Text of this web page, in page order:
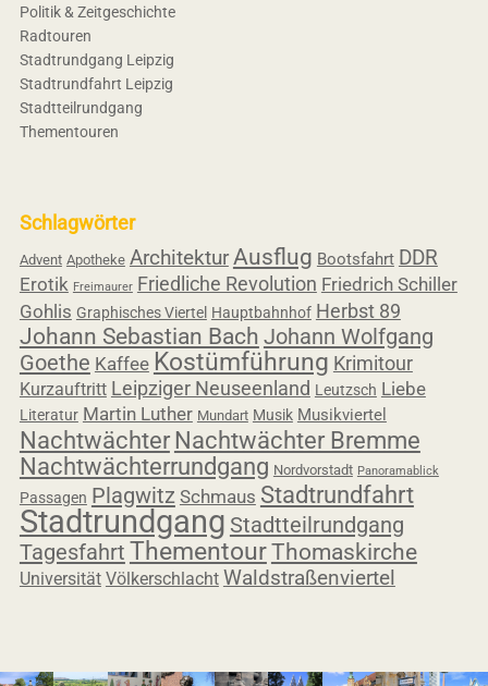
Politik & Zeitgeschichte
Radtouren
Stadtrundgang Leipzig
Stadtrundfahrt Leipzig
Stadtteilrundgang
Thementouren
Schlagwörter
Advent Apotheke Architektur Ausflug Bootsfahrt DDR
Erotik Freimaurer Friedliche Revolution Friedrich Schiller
Gohlis Graphisches Viertel Hauptbahnhof Herbst 89
Johann Sebastian Bach Johann Wolfgang
Goethe Kaffee Kostümführung Krimitour
Kurzauftritt Leipziger Neuseenland Leutzsch Liebe
Literatur Martin Luther Mundart Musik Musikviertel
NachtwächterNachtwächter Bremme
Nachtwächterrundgang Nordvorstadt Panoramablick
Passagen Plagwitz Schmaus Stadtrundfahrt
Stadtrundgang Stadtteilrundgang
Tagesfahrt ThementourThomaskirche
Universität Völkerschlacht Waldstraßenviertel